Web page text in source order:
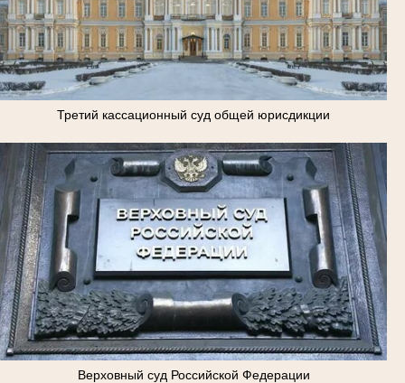
Третий кассационный суд общей юрисдикции
Верховный суд Российской Федерации